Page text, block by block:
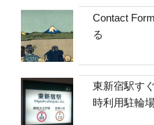
Contact
る
東新宿駅す
時利用駐輪